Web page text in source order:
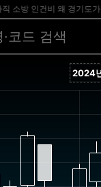
인건비 왜 경기도가 대납